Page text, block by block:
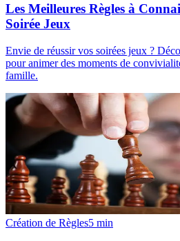
Les Meilleures Règles à
Soirée Jeux
Envie de réussir vos soirées jeux ?
pour animer des moments de
famille.
Création de Règles5 min